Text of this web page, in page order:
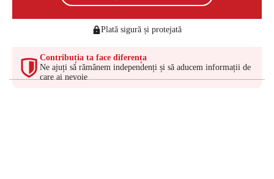
Plată sigură și protejată
Contribuția ta face diferența
Ne ajuți să rămânem independenți și să aducem informații de
care ai nevoie